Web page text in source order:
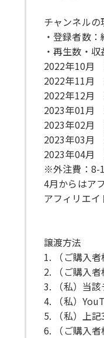
チャンネルの
・登録者数
・再生数・収
2022年10月
2022年11月
2022年12月
2023年01月
2023年02月
2023年03月
2023年04月
※外注費：8-
4月からはア
アフィリエイ
譲渡方法
1. （ご購入
2. （ご購入
3. （私）当
4. （私）
5. （私）上
6. （ご購入